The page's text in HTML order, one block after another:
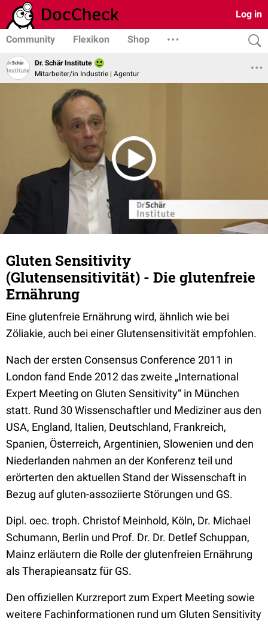
Log in
Community Flexikon Shop
Dr. Schär Institute
Mitarbeiter/in Industrie | Agentur
Gluten Sensitivity
(Glutensensitivität) - Die glutenfreie
Ernährung
Eine glutenfreie Ernährung wird, ähnlich wie bei
Zöliakie, auch bei einer Glutensensitivität empfohlen.
Nach der ersten Consensus Conference 2011 in
London fand Ende 2012 das zweite „International
Expert Meeting on Gluten Sensitivity“ in München
statt. Rund 30 Wissenschaftler und Mediziner aus den
USA, England, Italien, Deutschland, Frankreich,
Spanien, Österreich, Argentinien, Slowenien und den
Niederlanden nahmen an der Konferenz teil und
erörterten den aktuellen Stand der Wissenschaft in
Bezug auf gluten-assoziierte Störungen und GS.
Dipl. oec. troph. Christof Meinhold, Köln, Dr. Michael
Schumann, Berlin und Prof. Dr. Dr. Detlef Schuppan,
Mainz erläutern die Rolle der glutenfreien Ernährung
als Therapieansatz für GS.
Den offiziellen Kurzreport zum Expert Meeting sowie
weitere Fachinformationen rund um Gluten Sensitivity